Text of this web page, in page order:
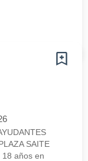
SAITE
años en